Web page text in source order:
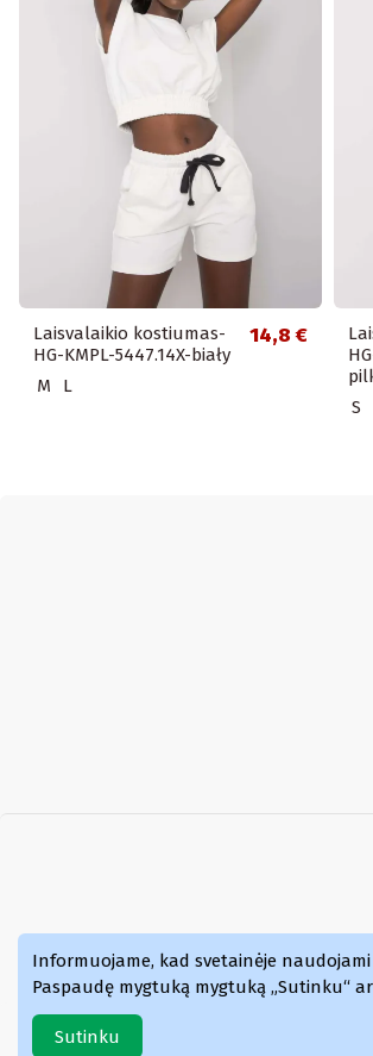
Laisvalaikio kostiumas-
HG-KMPL-5447.14X-biały
14,8 €
M L
S
Informuojame, kad svetainėje
Paspaudę mygtuką mygtuką „Sutinku“
Sutinku